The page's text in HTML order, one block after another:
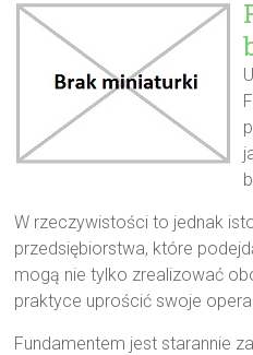
W rzeczywistości to jednak
przedsiębiorstwa, które
mogą nie tylko zrealizować
praktyce uprościć swoje
Fundamentem jest starannie